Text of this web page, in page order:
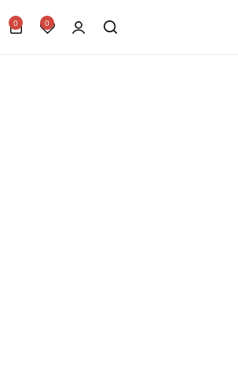
0
0